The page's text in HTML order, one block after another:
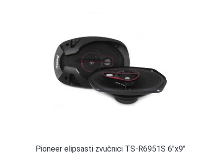
Pioneer elipsasti zvučnici TS-R6951S 6″x9″